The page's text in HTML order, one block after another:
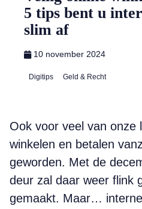
5 tips bent u
slim af
10 november 2024
Digitips Geld & Recht
Ook voor veel van onze
winkelen en betalen
geworden. Met de
deur zal daar weer flink
gemaakt. Maar…